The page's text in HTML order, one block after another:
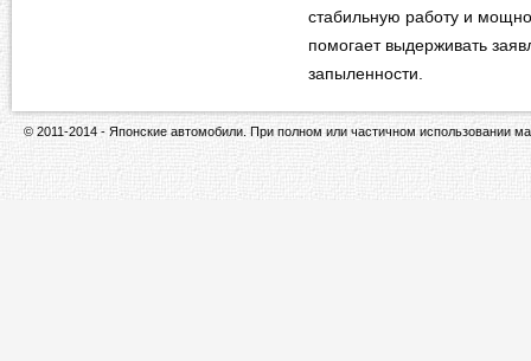
стабильную работу и
помогает выдерживать
запыленности.
© 2011-2014 - Японские автомобили. При полном или частичном использовании